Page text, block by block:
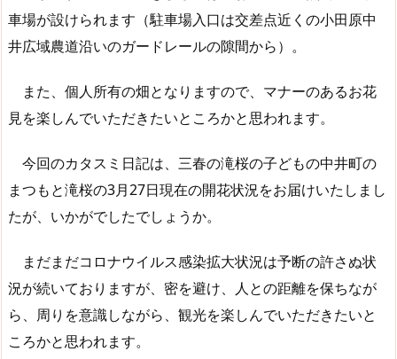
車場が設けられます（駐車場入口は交差点近くの小田原中
井広域農道沿いのガードレールの隙間から）。
また、個人所有の畑となりますので、マナーのあるお花
見を楽しんでいただきたいところかと思われます。
今回のカタスミ日記は、三春の滝桜の子どもの中井町の
まつもと滝桜の3月27日現在の開花状況をお届けいたしまし
たが、いかがでしたでしょうか。
まだまだコロナウイルス感染拡大状況は予断の許さぬ状
況が続いておりますが、密を避け、人との距離を保ちなが
ら、周りを意識しながら、観光を楽しんでいただきたいと
ころかと思われます。